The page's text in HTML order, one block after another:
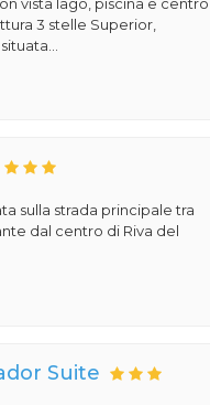
3 stelle Superior,
sulla strada principale tra
dal centro di Riva del
Suite